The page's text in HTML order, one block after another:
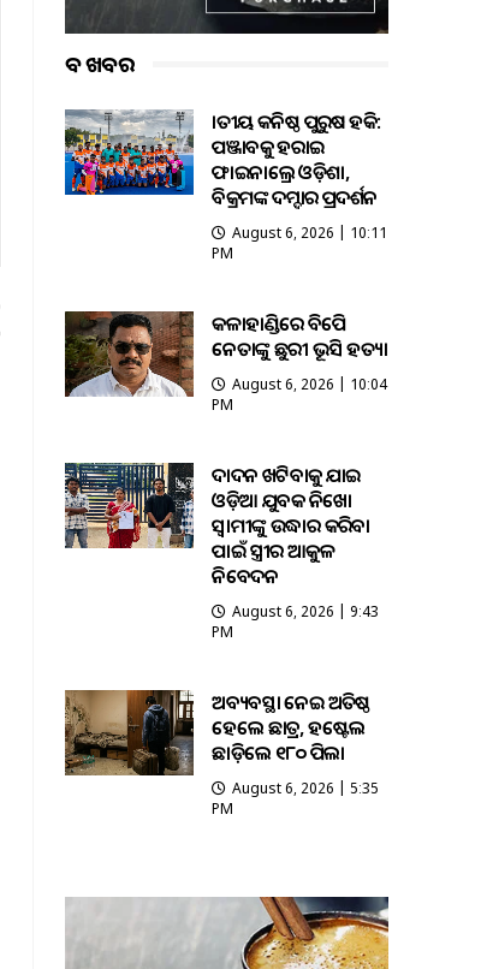
ବଡ ଖବର
ଜାତୀୟ କନିଷ୍ଠ ପୁରୁଷ ହକି:
ପଞ୍ଜାବକୁ ହରାଇ
ଫାଇନାଲ୍ରେ ଓଡ଼ିଶା,
ବିକ୍ରମଙ୍କ ଦମ୍ଦାର ପ୍ରଦର୍ଶନ
August 6, 2026 | 10:11
PM
କଳାହାଣ୍ଡିରେ ବିଜେପି
ନେତାଙ୍କୁ ଛୁରୀ ଭୂସି ହତ୍ୟା
August 6, 2026 | 10:04
PM
ଦାଦନ ଖଟିବାକୁ ଯାଇ
ଓଡ଼ିଆ ଯୁବକ ନିଖୋଜ
ସ୍ବାମୀଙ୍କୁ ଉଦ୍ଧାର କରିବା
ପାଇଁ ସ୍ତ୍ରୀର ଆକୁଳ
ନିବେଦନ
August 6, 2026 | 9:43
PM
ଅବ୍ୟବସ୍ଥା ନେଇ ଅତିଷ୍ଠ
ହେଲେ ଛାତ୍ର, ହଷ୍ଟେଲ
ଛାଡ଼ିଲେ ୧୮୦ ପିଲା
August 6, 2026 | 5:35
PM